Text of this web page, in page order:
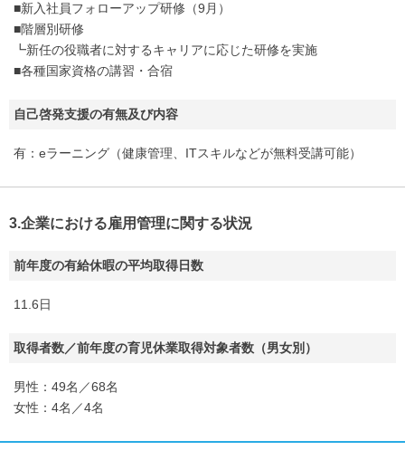
■新入社員フォローアップ研修（9月）
■階層別研修
┗新任の役職者に対するキャリアに応じた研修を実施
■各種国家資格の講習・合宿
自己啓発支援の有無及び内容
有：eラーニング（健康管理、ITスキルなどが無料受講可能）
3.企業における雇用管理に関する状況
前年度の有給休暇の平均取得日数
11.6日
取得者数／前年度の育児休業取得対象者数（男女別）
男性：49名／68名
女性：4名／4名